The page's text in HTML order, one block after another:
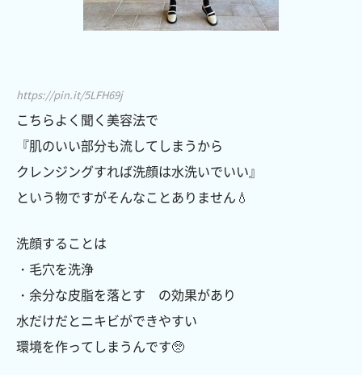
https://pin.it/5LFH69j
こちらよく聞く美容法で
『肌のいい部分も流してしまうから
クレンジングすれば洗顔は水洗いでいい』
という物ですがそんなことありません💧
洗顔することは
・毛穴を洗浄
・余分な皮脂を落とす の効果があり
水だけだとニキビができやすい
環境を作ってしまうんです🥺